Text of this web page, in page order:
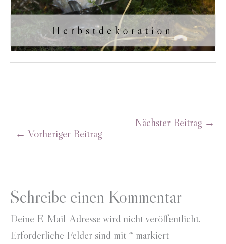
← Vorheriger Beitrag
Nächster Beitrag →
Schreibe einen Kommentar
Deine E-Mail-Adresse wird nicht veröffentlicht.
Erforderliche Felder sind mit * markiert